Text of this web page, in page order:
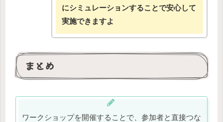
にシミュレーションすることで安心して
実施できますよ
まとめ
ワークショップを開催することで、参加者と直接つな